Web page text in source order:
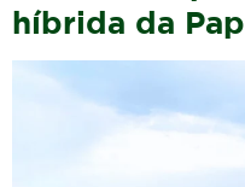
híbrida da